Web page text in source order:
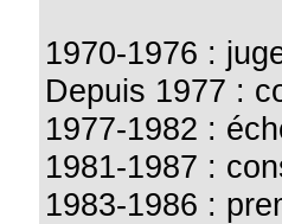
1970-1976 :
Depuis 1977 :
1977-1982 :
1981-1987 :
1983-1986 :